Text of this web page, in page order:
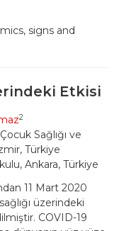
signs and
Etkisi
2
Sağlığı ve
Türkiye
Ankara, Türkiye
11 Mart 2020
üzerindeki
COVID-19